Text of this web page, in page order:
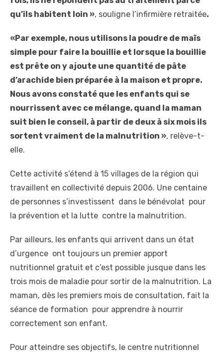
qu’ils habitent loin », souligne l’infirmière retraitée.
«Par exemple, nous utilisons la poudre de maïs
simple pour faire la bouillie et lorsque la bouillie
est prête on y ajoute une quantité de pâte
d’arachide bien préparée à la maison et propre.
Nous avons constaté que les enfants qui se
nourrissent avec ce mélange, quand la maman
suit bien le conseil, à partir de deux à six mois ils
sortent vraiment de la malnutrition », relève-t-
elle.
Cette activité s’étend à 15 villages de la région qui
travaillent en collectivité depuis 2006. Une centaine
de personnes s’investissent dans le bénévolat pour
la prévention et la lutte contre la malnutrition.
Par ailleurs, les enfants qui arrivent dans un état
d’urgence ont toujours un premier apport
nutritionnel gratuit et c’est possible jusque dans les
trois mois de maladie pour sortir de la malnutrition. La
maman, dès les premiers mois de consultation, fait la
séance de formation pour apprendre à nourrir
correctement son enfant.
Pour atteindre ses objectifs, le centre nutritionnel